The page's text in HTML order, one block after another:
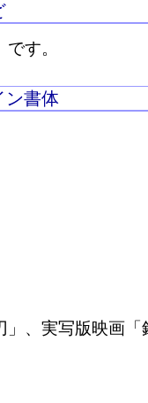
す。
ン書体
」、実写版映画